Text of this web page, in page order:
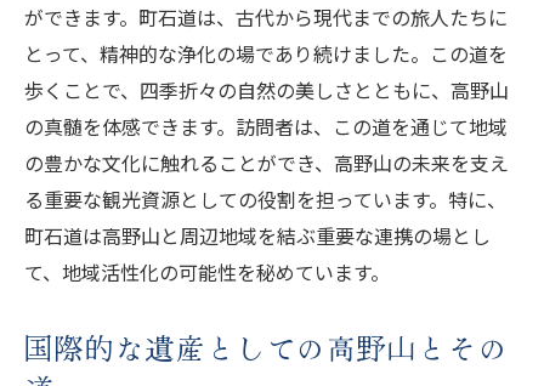
ができます。町石道は、古代から現代までの旅人たちに
とって、精神的な浄化の場であり続けました。この道を
歩くことで、四季折々の自然の美しさとともに、高野山
の真髄を体感できます。訪問者は、この道を通じて地域
の豊かな文化に触れることができ、高野山の未来を支え
る重要な観光資源としての役割を担っています。特に、
町石道は高野山と周辺地域を結ぶ重要な連携の場とし
て、地域活性化の可能性を秘めています。
国際的な遺産としての高野山とその